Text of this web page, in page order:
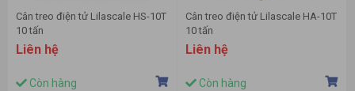
Cân treo điện tử Lilascale HS-10T
10 tấn
Liên hệ
Còn hàng
Cân treo điện tử Lilascale HA-10T
10 tấn
Liên hệ
Còn hàng